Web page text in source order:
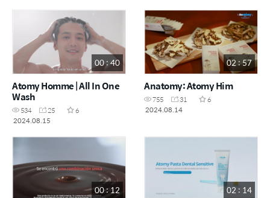
00 : 40
Atomy Homme | All In One
Wash
534 25
6
2024.08.15
02 : 57
Anatomy: Atomy Him
755 31
6
2024.08.14
00 : 12 02 : 14